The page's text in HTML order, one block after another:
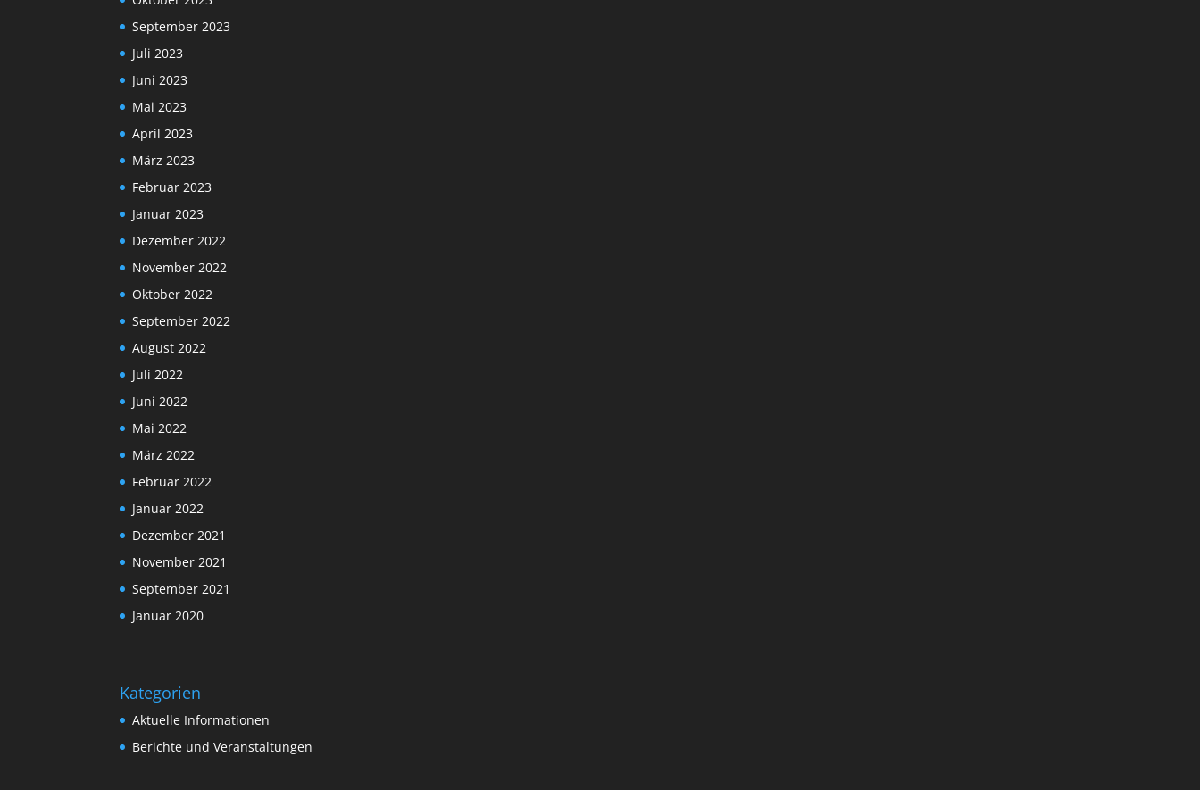
September 2023
Juli 2023
Juni 2023
Mai 2023
April 2023
März 2023
Februar 2023
Januar 2023
Dezember 2022
November 2022
Oktober 2022
September 2022
August 2022
Juli 2022
Juni 2022
Mai 2022
März 2022
Februar 2022
Januar 2022
Dezember 2021
November 2021
September 2021
Januar 2020
Kategorien
Aktuelle Informationen
Berichte und Veranstaltungen